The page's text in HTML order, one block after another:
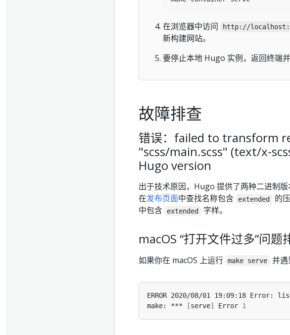
在浏览器中访问 http://
新构建网站。
要停止本地 Hugo 实例，返回终端
故障排查
错误：failed to transform
"scss/main.scss" (text/x-
Hugo version
出于技术原因，Hugo 提供了两种二进制
在发布页面中查找名称包含 extended 的
中包含
extended 字样。
macOS “打开文件过多”问题
如果你在 macOS 上运行 make serve 并遇
make: ***
[serve] Error 1